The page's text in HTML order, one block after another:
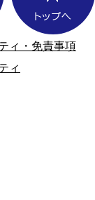
ィ・免責事項
ィ